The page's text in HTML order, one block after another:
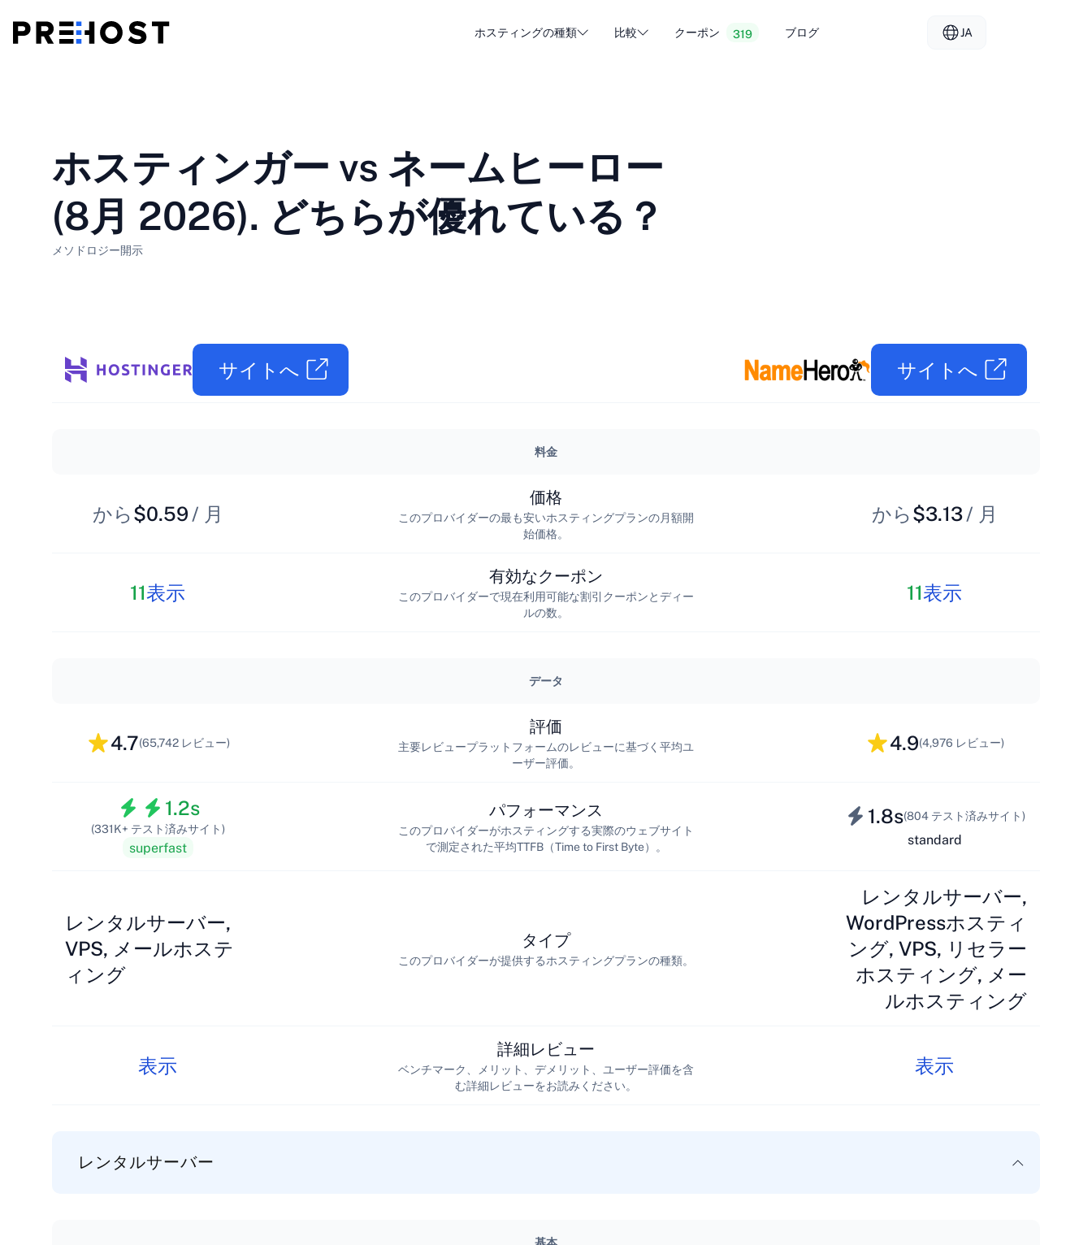
ホスティングの種類
格安VPS メールホスティング
比較 クーポン 319 ブログ JA
EN - English ES - Español ET - Eesti
LT - Lietuvių LV - Latviešu NL - Nederlands
ホスティンガー vs ネームヒーロー
(8月 2026). どちらが優れている？
メソドロジー開示
サイトへ サイトへ
料金
から$0.59 / 月
価格
このプロバイダーの最も安いホスティングプランの月額開
始価格。
から$3.13/ 月
11表示
有効なクーポン
このプロバイダーで現在利用可能な割引クーポンとディー
ルの数。
11表示
データ
4.7(65,742 レビュー)
評価
主要レビュープラットフォームのレビューに基づく平均ユ
ーザー評価。
4.9(4,976 レビュー)
1.2s
(331K+ テスト済みサイト)
superfast
パフォーマンス
このプロバイダーがホスティングする実際のウェブサイト
で測定された平均TTFB（Time to First Byte）。
1.8s(804 テスト済みサイト)
standard
レンタルサーバー,
VPS, メールホステ
ィング
タイプ
このプロバイダーが提供するホスティングプランの種類。
レンタルサーバー,
WordPressホスティ
ング, VPS, リセラー
ホスティング, メー
ルホスティング
表示
詳細レビュー
ベンチマーク、メリット、デメリット、ユーザー評価を含
む詳細レビューをお読みください。
表示
レンタルサーバー